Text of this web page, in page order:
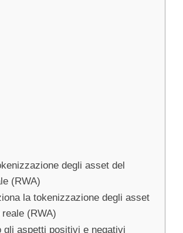
degli asset del
(RWA)
la tokenizzazione degli asset
(RWA)
gli aspetti positivi e negativi